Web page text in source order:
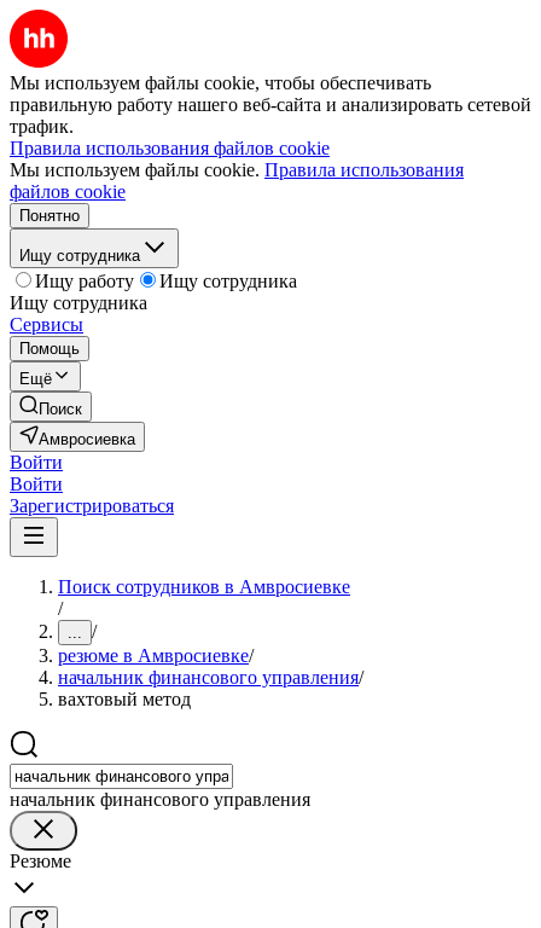
Мы используем файлы cookie, чтобы обеспечивать
правильную работу нашего веб-сайта и анализировать сетевой
трафик.
Правила использования файлов cookie
Мы используем файлы cookie. Правила использования
файлов cookie
Понятно
Ищу сотрудника
Ищу работу
Ищу сотрудника
Ищу сотрудника
Сервисы
Помощь
Ещё
Поиск
Амвросиевка
Войти
Войти
Зарегистрироваться
Поиск сотрудников в Амвросиевке
/
... /
резюме в Амвросиевке/
начальник финансового управления/
вахтовый метод
начальник финансового управления
Резюме